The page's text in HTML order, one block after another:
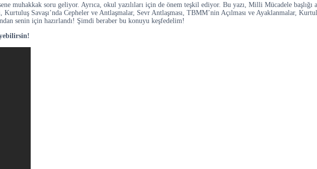
soru geliyor. Ayrıca, okul yazılıları için de önem teşkil ediyor. Bu yazı, Milli Mücadele başlığı
Savaşı’nda Cepheler ve Antlaşmalar, Sevr Antlaşması, TBMM’nin Açılması ve Ayaklanmalar,
senin için hazırlandı! Şimdi beraber bu konuyu keşfedelim!